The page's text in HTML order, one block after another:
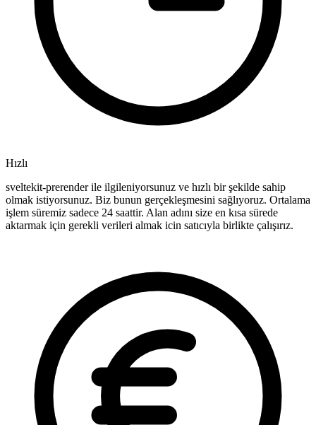
Hızlı
sveltekit-prerender ile ilgileniyorsunuz ve hızlı bir şekilde sahip
olmak istiyorsunuz. Biz bunun gerçekleşmesini sağlıyoruz. Ortalama
işlem süremiz sadece 24 saattir. Alan adını size en kısa sürede
aktarmak için gerekli verileri almak icin satıcıyla birlikte çalışırız.